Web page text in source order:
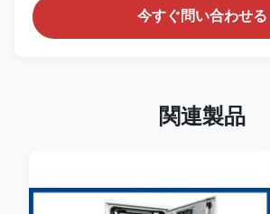
今すぐ問い合わせる
関連製品